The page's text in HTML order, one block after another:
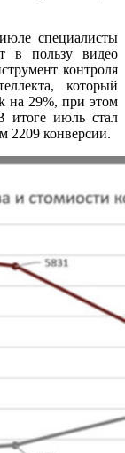
специалисты
в пользу видео
контроля
который
на 29%, при этом
итоге июль стал
2209 конверсии.